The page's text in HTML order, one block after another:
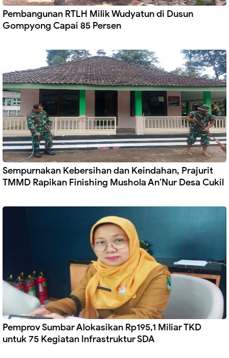
Pembangunan RTLH Milik Wudyatun di Dusun
Gompyong Capai 85 Persen
Sempurnakan Kebersihan dan Keindahan, Prajurit
TMMD Rapikan Finishing Mushola An’Nur Desa Cukil
Pemprov Sumbar Alokasikan Rp195,1 Miliar TKD
untuk 75 Kegiatan Infrastruktur SDA